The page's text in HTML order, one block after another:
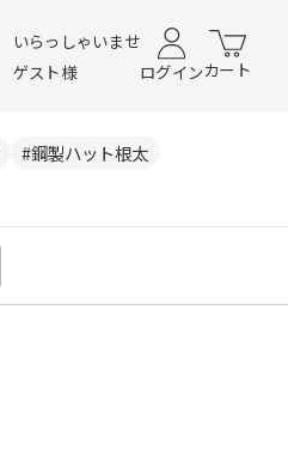
いらっしゃいませ
ゲスト様
ログインカート
#鋼製ハット根太